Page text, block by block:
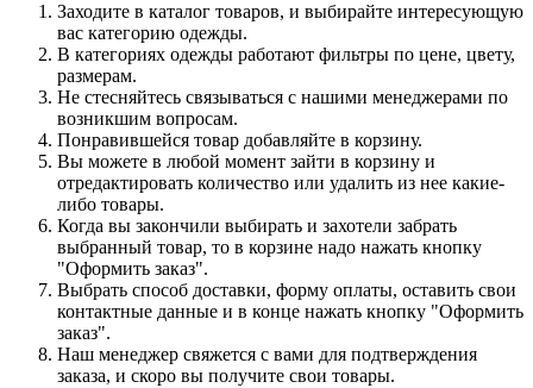
Заходите в каталог товаров, и выбирайте интересующую
вас категорию одежды.
В категориях одежды работают фильтры по цене, цвету,
размерам.
Не стесняйтесь связываться с нашими менеджерами по
возникшим вопросам.
Понравившейся товар добавляйте в корзину.
Вы можете в любой момент зайти в корзину и
отредактировать количество или удалить из нее какие-
либо товары.
Когда вы закончили выбирать и захотели забрать
выбранный товар, то в корзине надо нажать кнопку
"Оформить заказ".
Выбрать способ доставки, форму оплаты, оставить свои
контактные данные и в конце нажать кнопку "Оформить
заказ".
Наш менеджер свяжется с вами для подтверждения
заказа, и скоро вы получите свои товары.